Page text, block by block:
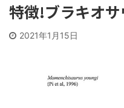
特徴!ブラキオ
2021年1月15日